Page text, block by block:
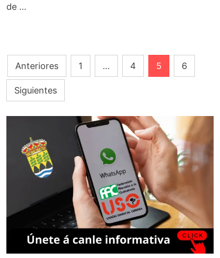
de …
Paginación
de
entradas
Anteriores 1 … 4 5 6
Siguientes